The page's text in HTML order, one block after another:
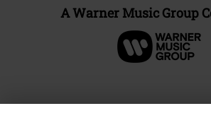
A Warner Music Group